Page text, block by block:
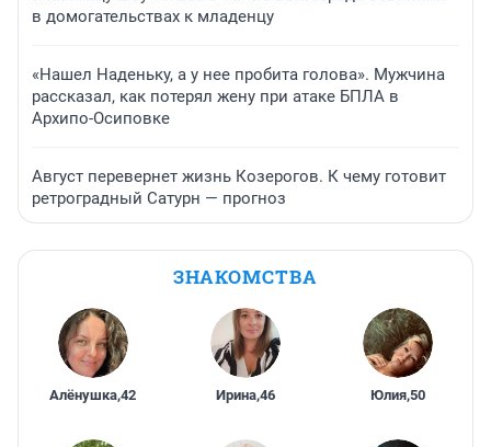
в домогательствах к младенцу
«Нашел Наденьку, а у нее пробита голова». Мужчина
рассказал, как потерял жену при атаке БПЛА в
Архипо-Осиповке
Август перевернет жизнь Козерогов. К чему готовит
ретроградный Сатурн — прогноз
ЗНАКОМСТВА
Алёнушка,42 Ирина,46 Юлия,50